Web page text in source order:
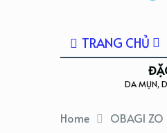
TRANG CHỦ
DA MỤN,
Home OBAGI ZO